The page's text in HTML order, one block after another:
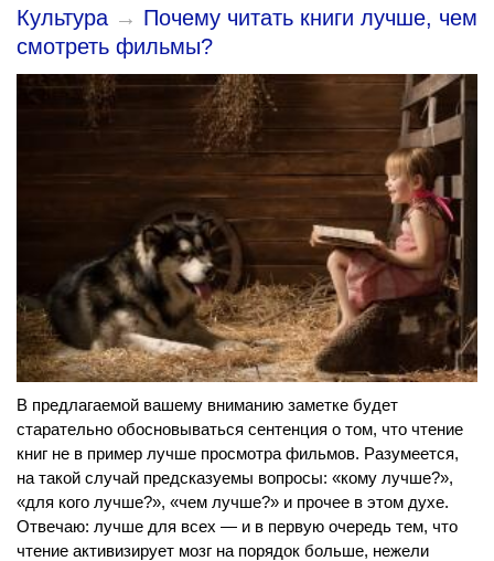
Культура → Почему читать книги лучше, чем
смотреть фильмы?
В предлагаемой вашему вниманию заметке будет
старательно обосновываться сентенция о том, что чтение
книг не в пример лучше просмотра фильмов. Разумеется,
на такой случай предсказуемы вопросы: «кому лучше?»,
«для кого лучше?», «чем лучше?» и прочее в этом духе.
Отвечаю: лучше для всех — и в первую очередь тем, что
чтение активизирует мозг на порядок больше, нежели